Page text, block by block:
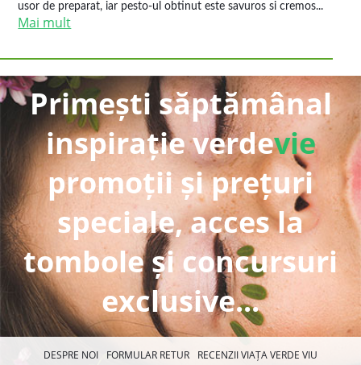
usor de preparat, iar pesto-ul obtinut este savuros si cremos...
Mai mult
Primești săptămânal
inspirație verdevie
promoții și prețuri
speciale, acces la
tombole și concursuri
exclusive...
DESPRE NOI FORMULAR RETUR
RECENZII VIAȚA VERDE VIU